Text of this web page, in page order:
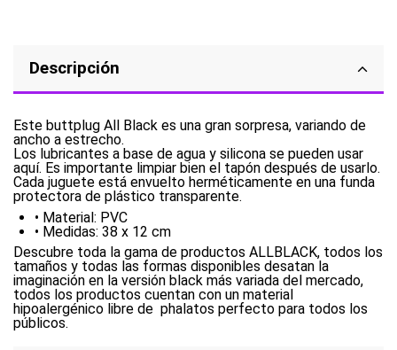
Descripción
Este buttplug All Black es una gran sorpresa, variando de
ancho a estrecho.
Los lubricantes a base de agua y silicona se pueden usar
aquí. Es importante limpiar bien el tapón después de usarlo.
Cada juguete está envuelto herméticamente en una funda
protectora de plástico transparente.
• Material: PVC
• Medidas: 38 x 12 cm
Descubre toda la gama de productos ALLBLACK, todos los
tamaños y todas las formas disponibles desatan la
imaginación en la versión black más variada del mercado,
todos los productos cuentan con un material
hipoalergénico libre de phalatos perfecto para todos los
públicos.